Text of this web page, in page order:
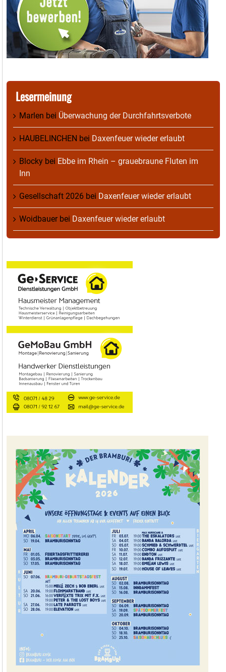
Lesermeinung
Marlen bei Überwachung der Durchfahrtsverbote
HAUBELINCHEN bei Daxenfeuer wieder erlaubt
Blocky bei Ebbe im Rhein – grauebraune Fluten im
Inn
Gesellschaft 2026 bei Daxenfeuer wieder erlaubt
Woidbauerbei Daxenfeuer wieder erlaubt